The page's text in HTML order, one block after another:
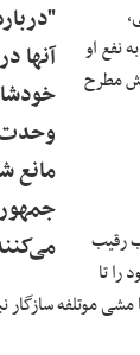
آنها
وحدت
مانع
نفع او
مطرح
رقیب
را تا
موتلفه